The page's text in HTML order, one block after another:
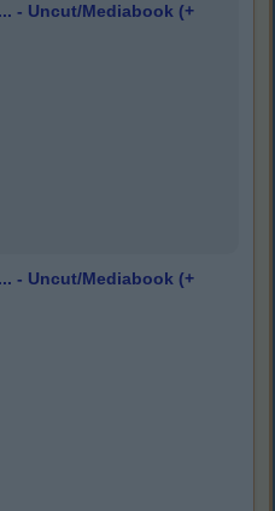
- Uncut/Mediabook (+
- Uncut/Mediabook (+